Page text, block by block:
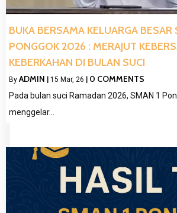
BUKA BERSAMA KELUARGA BESAR
PONGGOK 2026 : MERAJUT
KEBERKAHAN DI BULAN SUCI
By ADMIN 15 Mar, 26 0 COMMENTS
Pada bulan suci Ramadan 2026, SMAN 1
menggelar…